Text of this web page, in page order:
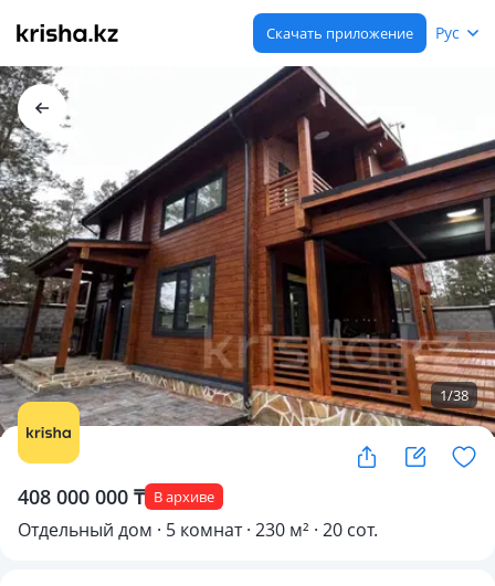
Скачать приложение Рус
1/38
408 000 000 ₸ В архиве
Отдельный дом · 5 комнат · 230 м² · 20 сот.